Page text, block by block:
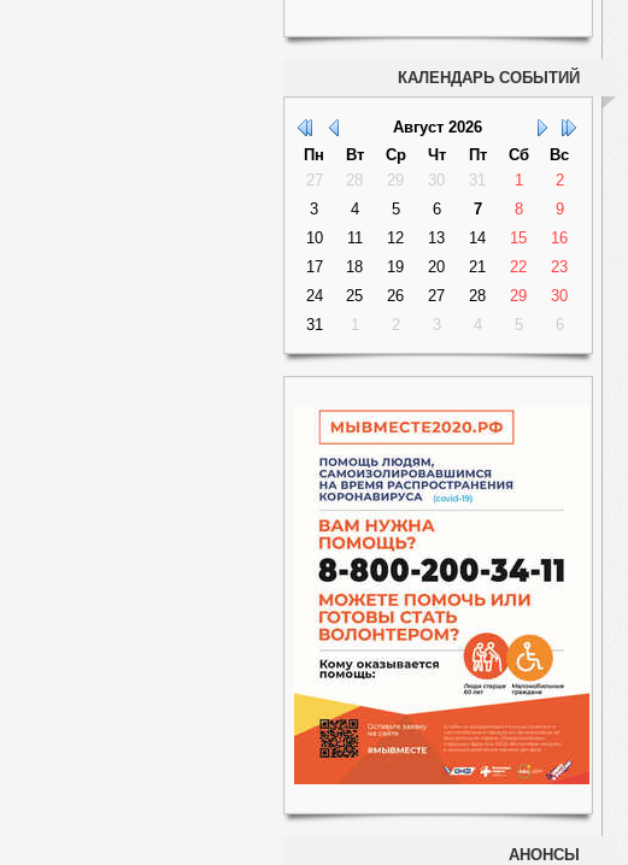
КАЛЕНДАРЬ СОБЫТИЙ
Август 2026
Пн
Вт Ср Чт Пт Сб
Вс
27
28 29 30 31 1
2
3
4 5 6 7 8
9
10
11 12 13 14 15
16
17
18 19 20 21 22
23
24
25 26 27 28 29
30
31
1 2 3 4 5 6
АНОНСЫ